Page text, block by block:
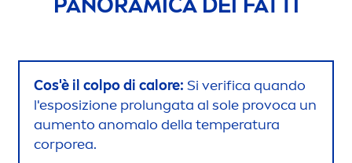
PANORAMICA DEI FATTI
Cos'è il colpo di calore: Si verifica quando
l'esposizione prolungata al sole provoca un
aumento anomalo della temperatura
corporea.